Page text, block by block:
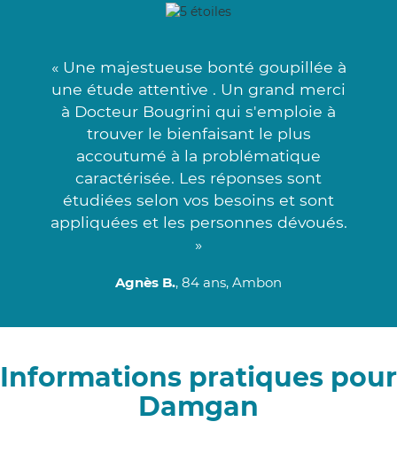
« Une majestueuse bonté goupillée à
une étude attentive . Un grand merci
à Docteur Bougrini qui s'emploie à
trouver le bienfaisant le plus
accoutumé à la problématique
caractérisée. Les réponses sont
étudiées selon vos besoins et sont
appliquées et les personnes dévoués.
»
Agnès B., 84 ans, Ambon
Informations pratiques pour
Damgan